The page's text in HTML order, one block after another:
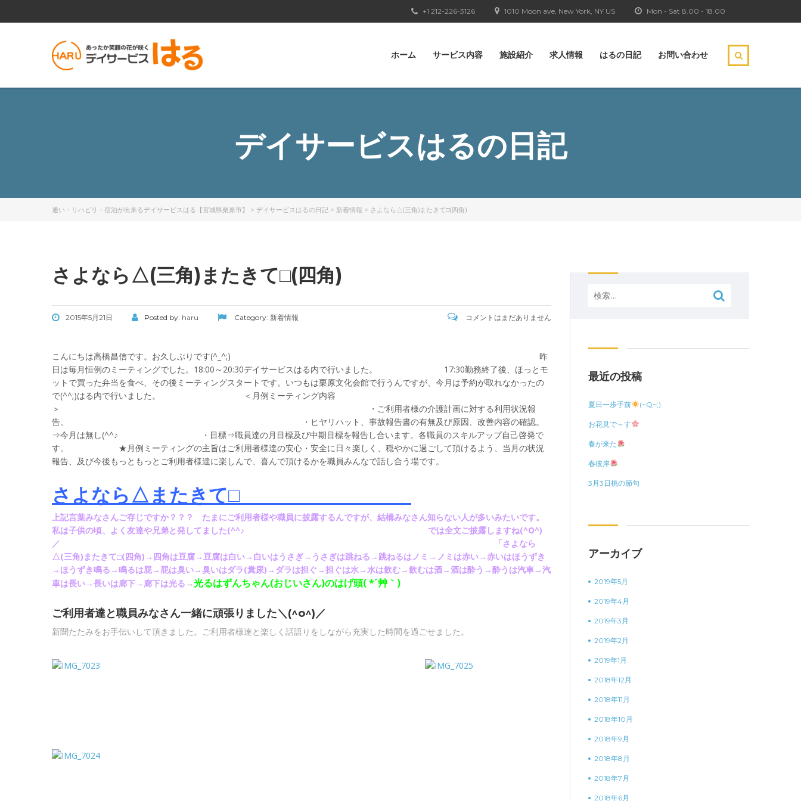
Mon - Sat 8.00 - 18.00
1010 Moon ave, New York, NY US
+1 212-226-3126
ホーム サービス内容 施設紹介 求人情報 はるの日記 お問い合わせ
デイサービスはるの日記
通い・リハビリ・宿泊が出来るデイサービスはる【宮城県栗原市】 > デイサービスはるの日記 > 新着情報 > さよなら△(三角)またきて□(四角)
さよなら△(三角)またきて□(四角)
2015年5月21日 Posted by: haru Category: 新着情報 コメントはまだありません
こんにちは高橋昌信です。お久しぶりです(^_^;) 昨
日は毎月恒例のミーティングでした。18:00～20:30デイサービスはる内で行いました。 17:30勤務終了後、ほっとモ
ットで買った弁当を食べ、その後ミーティングスタートです。いつもは栗原文化会館で行うんですが、今月は予約が取れなかったの
で(^^;)はる内で行いました。 ＜月例ミーティング内容
＞ ・ご利用者様の介護計画に対する利用状況報
告。 ・ヒヤリハット、事故報告書の有無及び原因、改善内容の確認。
⇒今月は無し(^^♪ ・目標⇒職員達の月目標及び中期目標を報告し合います。各職員のスキルアップ自己啓発で
す。 ★月例ミーティングの主旨はご利用者様達の安心・安全に日々楽しく、穏やかに過ごして頂けるよう、当月の状況
報告、及び今後もっともっとご利用者様達に楽しんで、喜んで頂けるかを職員みんなで話し合う場です。
さよなら△またきて□
上記言葉みなさんご存じですか？？？ たまにご利用者様や職員に披露するんですが、結構みなさん知らない人が多いみたいです。
私は子供の頃、よく友達や兄弟と発してました(^^♪ では全文ご披露しますね(^O^)
／ 「さよなら
△(三角)またきて□(四角)→四角は豆腐→豆腐は白い→白いはうさぎ→うさぎは跳ねる→跳ねるはノミ→ノミは赤い→赤いはほうずき
→ほうずき鳴る→鳴るは屁→屁は臭い→臭いはダラ(糞尿)→ダラは担ぐ→担ぐは水→水は飲む→飲むは酒→酒は酔う→酔うは汽車→汽
車は長い→長いは廊下→廊下は光る →光るはずんちゃん(おじいさん)のはげ頭( *´艸｀)
ご利用者達と職員みなさん一緒に頑張りました＼(^o^)／
新聞たたみをお手伝いして頂きました。ご利用者様達と楽しく話語りをしながら充実した時間を過ごせました。
検
索:
最近の投稿
夏日一歩手前 (~Q~;)
お花見で～す
春が来た
春彼岸
3月3日桃の節句
アーカイブ
2019年5月
2019年4月
2019年3月
2019年2月
2019年1月
2018年12月
2018年11月
2018年10月
2018年9月
2018年8月
2018年7月
2018年6月